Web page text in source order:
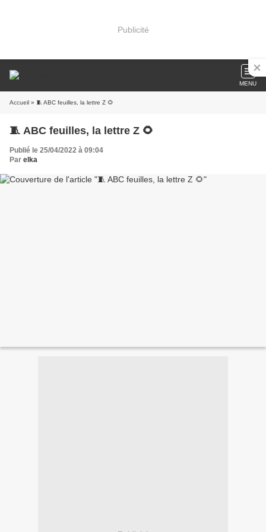
Publicité
MENU
Accueil » 🧵 ABC feuilles, la lettre Z 🌻
🧵 ABC feuilles, la lettre Z 🌻
Publié le 25/04/2022 à 09:04
Par elka